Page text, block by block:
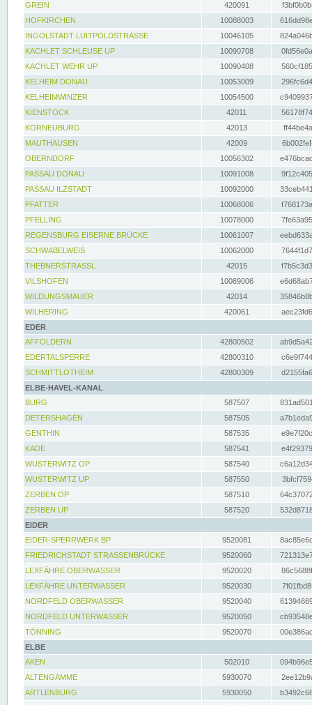
GREIN
420091
HOFKIRCHEN
10088003
INGOLSTADT LUITPOLDSTRASSE
10046105
KACHLET SCHLEUSE UP
10090708
KACHLET WEHR UP
10090408
KELHEIM DONAU
10053009
KELHEIMWINZER
10054500
KIENSTOCK
42011
KORNEUBURG
42013
MAUTHAUSEN
42009
OBERNDORF
10056302
PASSAU DONAU
10091008
PASSAU ILZSTADT
10092000
PFATTER
10068006
PFELLING
10078000
REGENSBURG EISERNE BRÜCKE
10061007
SCHWABELWEIS
10062000
THEBNERSTRASSL
42015
VILSHOFEN
10089006
WILDUNGSMAUER
42014
WILHERING
420061
EDER
AFFOLDERN
42800502
EDERTALSPERRE
42800310
SCHMITTLOTHEIM
42800309
ELBE-HAVEL-KANAL
BURG
587507
DETERSHAGEN
587505
GENTHIN
587535
KADE
587541
WUSTERWITZ OP
587540
WUSTERWITZ UP
587550
ZERBEN OP
587510
ZERBEN UP
587520
EIDER
EIDER-SPERRWERK BP
9520081
FRIEDRICHSTADT STRASSENBRÜCKE
9520060
LEXFÄHRE OBERWASSER
9520020
LEXFÄHRE UNTERWASSER
9520030
NORDFELD OBERWASSER
9520040
NORDFELD UNTERWASSER
9520050
TÖNNING
9520070
ELBE
AKEN
502010
ALTENGAMME
5930070
ARTLENBURG
5930050